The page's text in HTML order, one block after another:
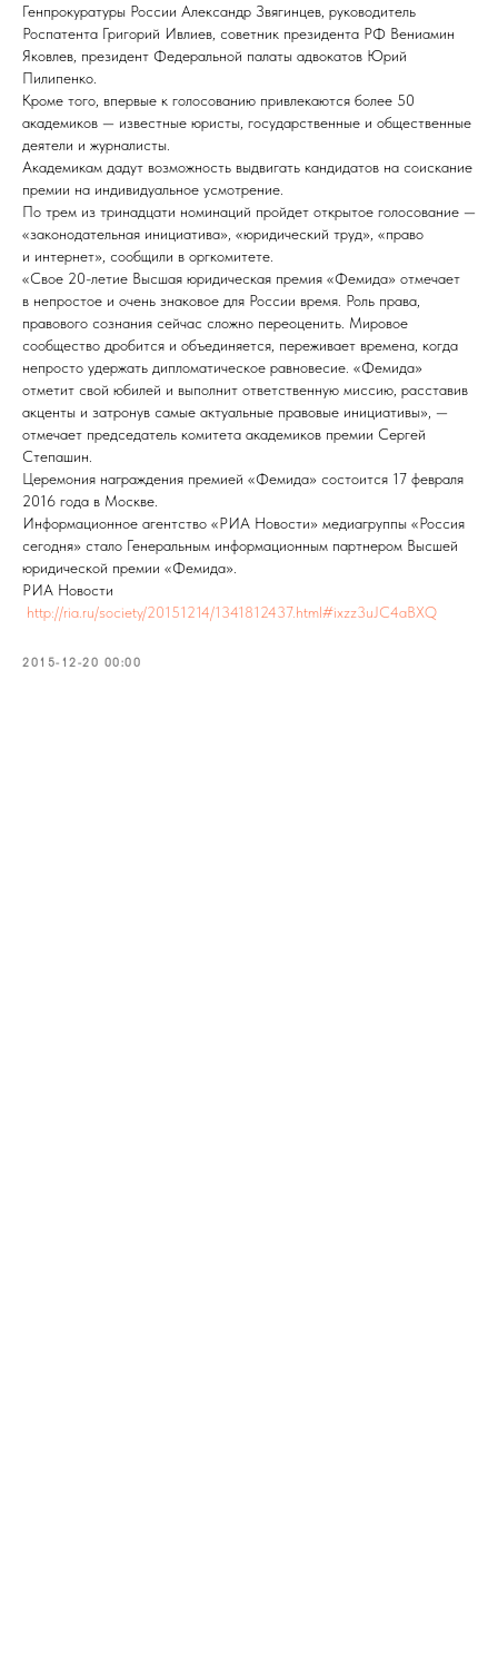
Генпрокуратуры России Александр Звягинцев, руководитель
Роспатента Григорий Ивлиев, советник президента РФ Вениамин
Яковлев, президент Федеральной палаты адвокатов Юрий
Пилипенко.
Кроме того, впервые к голосованию привлекаются более 50
академиков — известные юристы, государственные и общественные
деятели и журналисты.
Академикам дадут возможность выдвигать кандидатов на соискание
премии на индивидуальное усмотрение.
По трем из тринадцати номинаций пройдет открытое голосование —
«законодательная инициатива», «юридический труд», «право
и интернет», сообщили в оргкомитете.
«Свое 20-летие Высшая юридическая премия «Фемида» отмечает
в непростое и очень знаковое для России время. Роль права,
правового сознания сейчас сложно переоценить. Мировое
сообщество дробится и объединяется, переживает времена, когда
непросто удержать дипломатическое равновесие. «Фемида»
отметит свой юбилей и выполнит ответственную миссию, расставив
акценты и затронув самые актуальные правовые инициативы», —
отмечает председатель комитета академиков премии Сергей
Степашин.
Церемония награждения премией «Фемида» состоится 17 февраля
2016 года в Москве.
Информационное агентство «РИА Новости» медиагруппы «Россия
сегодня» стало Генеральным информационным партнером Высшей
юридической премии «Фемида».
РИА Новости
http://ria.ru/society/20151214/1341812437.html#ixzz3uJC4aBXQ
2015-12-20 00:00